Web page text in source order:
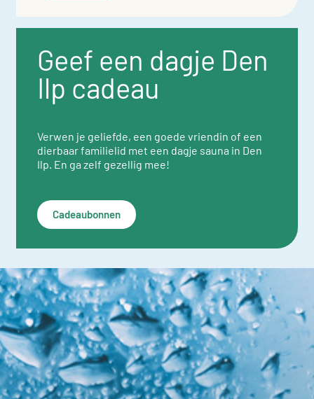
Geef een dagje Den
Ilp cadeau
Verwen je geliefde, een goede vriendin of een
dierbaar familielid met een dagje sauna in Den
Ilp. En ga zelf gezellig mee!
Cadeaubonnen